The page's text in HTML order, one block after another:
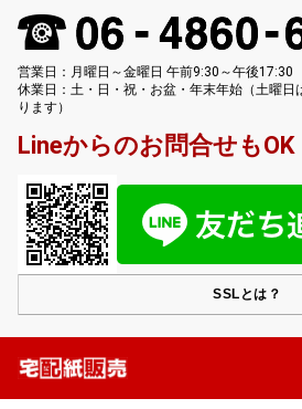
営業日：月曜日～金曜日 午前9:30～午後17:30
休業日：土・日・祝・お盆・年末年始（土曜日
ります）
Lineからのお問合せもOK
SSLとは？